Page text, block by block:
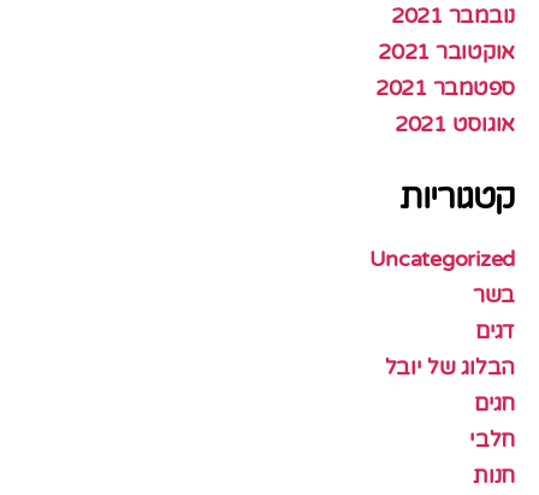
נובמבר 2021
אוקטובר 2021
ספטמבר 2021
אוגוסט 2021
קטגוריות
Uncategorized
בשר
דגים
הבלוג של יובל
חגים
חלבי
חנות